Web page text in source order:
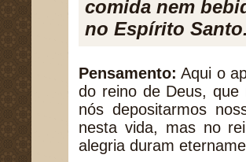
comida nem
no Espírito
Pensamento: Aqui o
do reino de Deus,
nós depositarmos
nesta vida, mas no
alegria duram